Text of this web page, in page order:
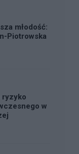
młodość:
Piotrowska
ryzyko
w